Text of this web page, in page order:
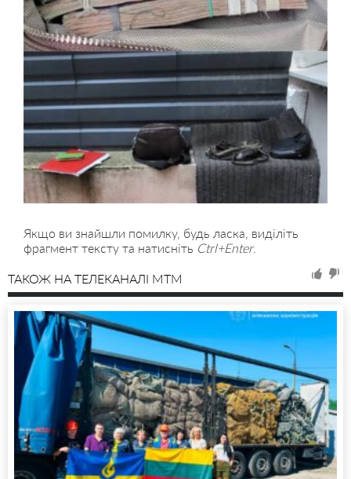
Якщо ви знайшли помилку, будь ласка, виділіть
фрагмент тексту та натисніть Ctrl+Enter.
ТАКОЖ НА ТЕЛЕКАНАЛІ MTM